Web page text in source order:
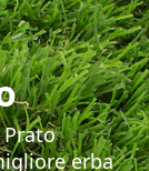
erba